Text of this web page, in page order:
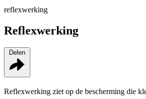
reflexwerking
Reflexwerking
Reflexwerking ziet op de bescherming die